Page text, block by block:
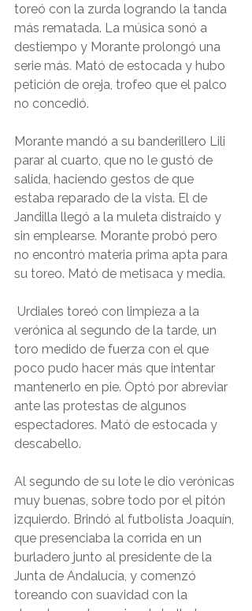
toreó con la zurda logrando la tanda
más rematada. La música sonó a
destiempo y Morante prolongó una
serie más. Mató de estocada y hubo
petición de oreja, trofeo que el palco
no concedió.
Morante mandó a su banderillero Lili
parar al cuarto, que no le gustó de
salida, haciendo gestos de que
estaba reparado de la vista. El de
Jandilla llegó a la muleta distraído y
sin emplearse. Morante probó pero
no encontró materia prima apta para
su toreo. Mató de metisaca y media.
verónica al segundo de la tarde, un
toro medido de fuerza con el que
poco pudo hacer más que intentar
mantenerlo en pie. Optó por abreviar
ante las protestas de algunos
espectadores. Mató de estocada y
descabello.
Al segundo de su lote le dio verónicas
muy buenas, sobre todo por el pitón
izquierdo. Brindó al futbolista Joaquín,
que presenciaba la corrida en un
burladero junto al presidente de la
Junta de Andalucía, y comenzó
toreando con suavidad con la